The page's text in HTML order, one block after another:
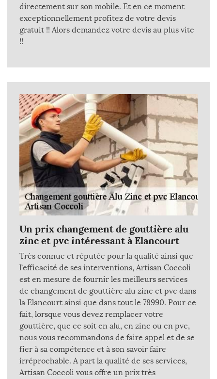
directement sur son mobile. Et en ce moment
exceptionnellement profitez de votre devis
gratuit !! Alors demandez votre devis au plus vite
!!
Un prix changement de gouttière alu
zinc et pvc intéressant à Elancourt
Très connue et réputée pour la qualité ainsi que
l’efficacité de ses interventions, Artisan Coccoli
est en mesure de fournir les meilleurs services
de changement de gouttière alu zinc et pvc dans
la Elancourt ainsi que dans tout le 78990. Pour ce
fait, lorsque vous devez remplacer votre
gouttière, que ce soit en alu, en zinc ou en pvc,
nous vous recommandons de faire appel et de se
fier à sa compétence et à son savoir faire
irréprochable. A part la qualité de ses services,
Artisan Coccoli vous offre un prix très